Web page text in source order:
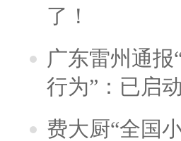
了！
广东雷州通
行为”：已启
费大厨“全国